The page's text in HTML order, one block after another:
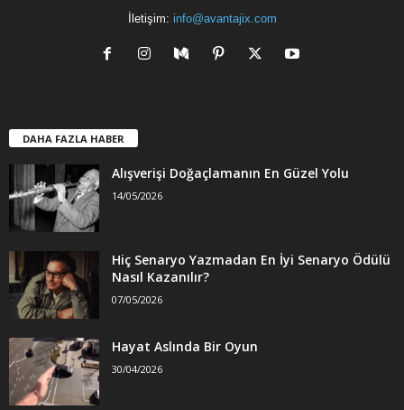
İletişim: info@avantajix.com
DAHA FAZLA HABER
Alışverişi Doğaçlamanın En Güzel Yolu
14/05/2026
Hiç Senaryo Yazmadan En İyi Senaryo Ödülü
Nasıl Kazanılır?
07/05/2026
Hayat Aslında Bir Oyun
30/04/2026